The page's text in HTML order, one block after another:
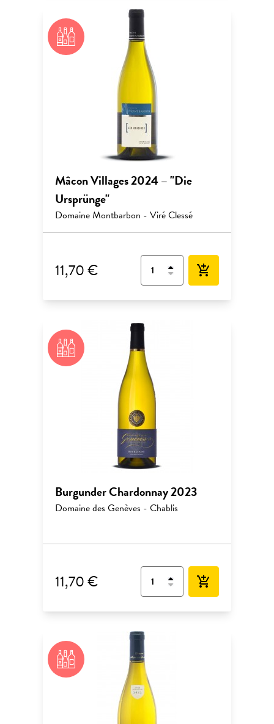
Mâcon Villages 2024 – "Die
Ursprünge"
Domaine Montbarbon - Viré Clessé
11,70 € add_shopping_cart
Burgunder Chardonnay 2023
Domaine des Genèves - Chablis
11,70 € add_shopping_cart